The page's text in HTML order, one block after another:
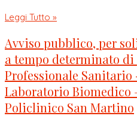
Leggi Tutto »
Avviso pubblico, per
a tempo determinato
Professionale
Laboratorio Biomedico
Policlinico San Martino